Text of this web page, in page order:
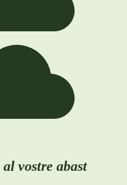
al vostre abast